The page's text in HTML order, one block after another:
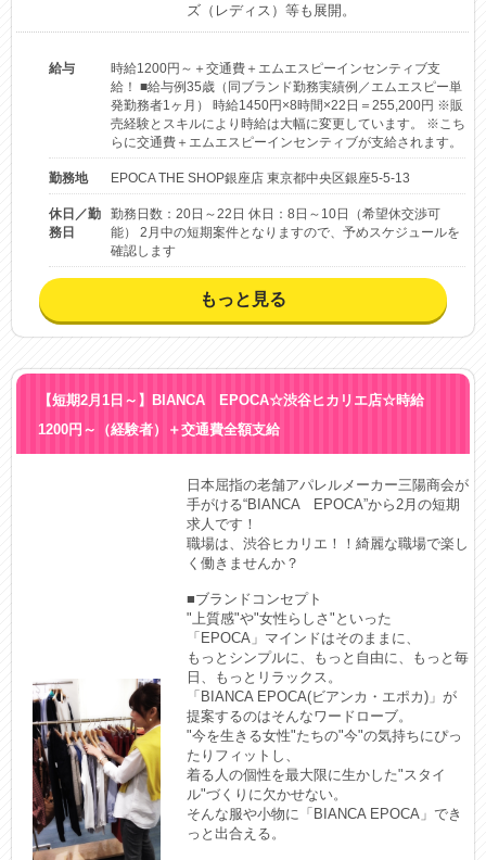
ズ（レディス）等も展開。
給与
時給1200円～＋交通費＋エムエスピーインセンティブ支
給！ ■給与例35歳（同ブランド勤務実績例／エムエスピー単
発勤務者1ヶ月） 時給1450円×8時間×22日＝255,200円 ※販
売経験とスキルにより時給は大幅に変更しています。 ※こち
らに交通費＋エムエスピーインセンティブが支給されます。
勤務地 EPOCA THE SHOP銀座店 東京都中央区銀座5-5-13
休日／勤
務日
勤務日数：20日～22日 休日：8日～10日（希望休交渉可
能） 2月中の短期案件となりますので、予めスケジュールを
確認します
もっと見る
【短期2月1日～】BIANCA EPOCA☆渋谷ヒカリエ店☆時給
1200円～（経験者）＋交通費全額支給
日本屈指の老舗アパレルメーカー三陽商会が
手がける“BIANCA　EPOCA”から2月の短期
求人です！
職場は、渋谷ヒカリエ！！綺麗な職場で楽し
く働きませんか？
■ブランドコンセプト
"上質感"や"女性らしさ"といった
「EPOCA」マインドはそのままに、
もっとシンプルに、もっと自由に、もっと毎
日、もっとリラックス。
「BIANCA EPOCA(ビアンカ・エポカ)」が
提案するのはそんなワードローブ。
"今を生きる女性"たちの"今"の気持ちにぴっ
たりフィットし、
着る人の個性を最大限に生かした"スタイ
ル"づくりに欠かせない。
そんな服や小物に「BIANCA EPOCA」でき
っと出合える。